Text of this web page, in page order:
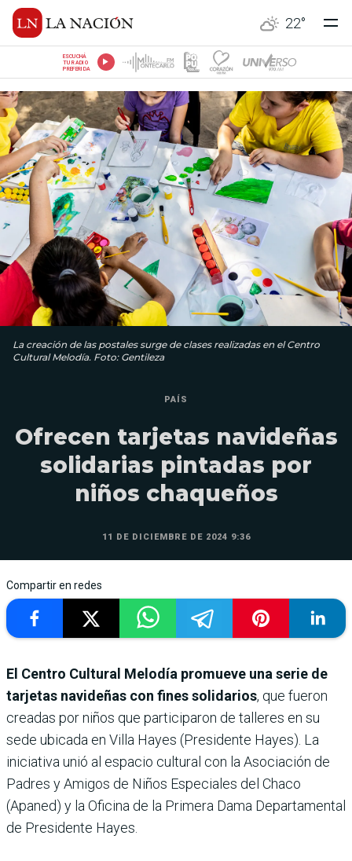
22°
ESCUCHÁ
TU RADIO
PREFERIDA
La creación de las postales surge de clases realizadas en el Centro
Cultural Melodía. Foto: Gentileza
PAÍS
Ofrecen tarjetas navideñas
solidarias pintadas por
niños chaqueños
11 DE DICIEMBRE DE 2024 9:36
Compartir en redes
El Centro Cultural Melodía promueve una serie de
tarjetas navideñas con fines solidarios, que fueron
creadas por niños que participaron de talleres en su
sede ubicada en Villa Hayes (Presidente Hayes). La
iniciativa unió al espacio cultural con la Asociación de
Padres y Amigos de Niños Especiales del Chaco
(Apaned) y la Oficina de la Primera Dama Departamental
de Presidente Hayes.